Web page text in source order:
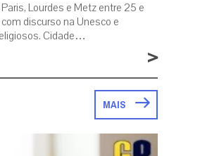
Lourdes e Metz entre 25 e
discurso na Unesco e
Cidade…
>
MAIS